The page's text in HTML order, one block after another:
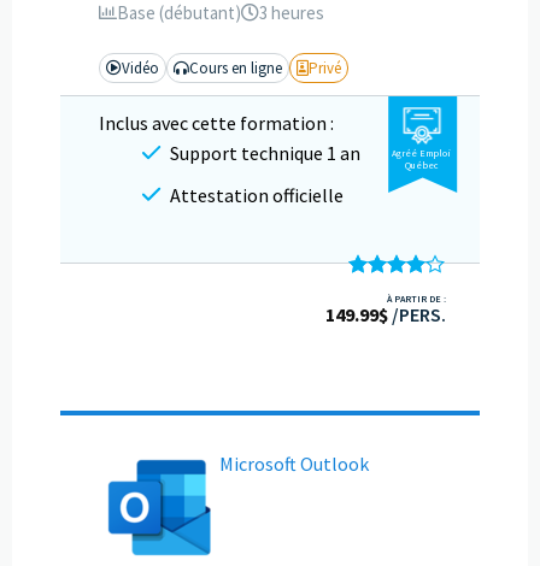
Base (débutant) 3 heures
Vidéo Cours en ligne Privé
Inclus avec cette formation :
Support technique 1 an
Attestation officielle
Agréé Emploi
Québec
4.00sur
À PARTIR DE :
149.99$ /PERS.
Microsoft Outlook